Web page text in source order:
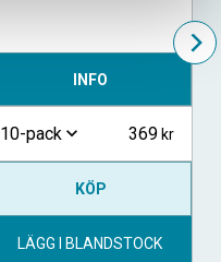
INFO
10-pack 369
KÖP
LÄGG I BLANDSTOCK